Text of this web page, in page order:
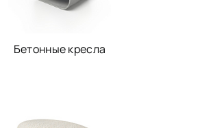
Бетонные кресла